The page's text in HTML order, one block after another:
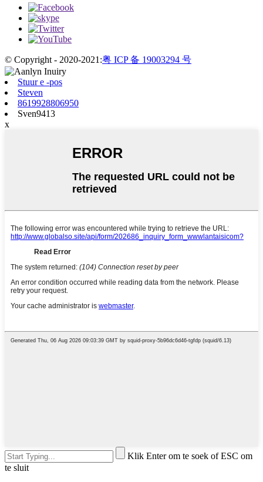
© Copyright - 2020-2021:粤 ICP 备 19003294 号
Stuur e -pos
Steven
8619928806950
Sven9413
x
Klik Enter om te soek of ESC om
te sluit